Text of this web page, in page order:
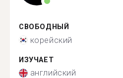
СВОБОДНЫЙ
корейский
ИЗУЧАЕТ
английский